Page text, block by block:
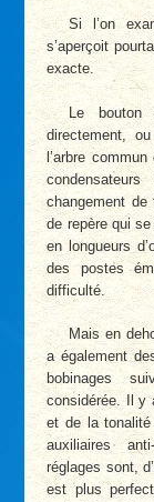
Si l’on
s’aperçoit
exacte.
Le bouton
directement, ou
l’arbre
changement de
de repère qui
en longueurs
des postes
difficulté.
Mais en
a également
bobinages
considérée. Il y
et de la
auxiliaires
réglages sont,
est plus